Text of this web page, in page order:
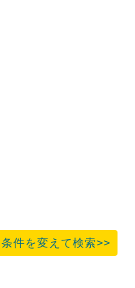
条件を変えて検索>>